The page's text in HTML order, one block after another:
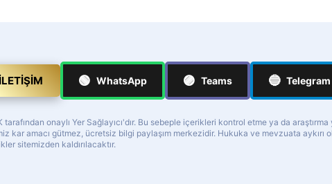
🟢 WhatsApp 🟣 Teams 🔵 Telegram
tarafından onaylı Yer Sağlayıcı'dır. Bu sebeple içerikleri kontrol etme ya da
kar amacı gütmez, ücretsiz bilgi paylaşım merkezidir. Hukuka ve mevzuata aykırı
sitemizden kaldırılacaktır.